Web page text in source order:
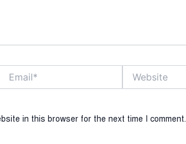
in this browser for the next time I comment.